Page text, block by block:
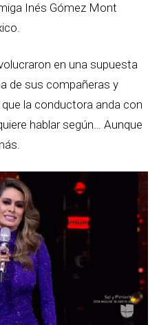
Inés Gómez Mont
en una supuesta
de sus compañeras y
la conductora anda con
hablar según… Aunque